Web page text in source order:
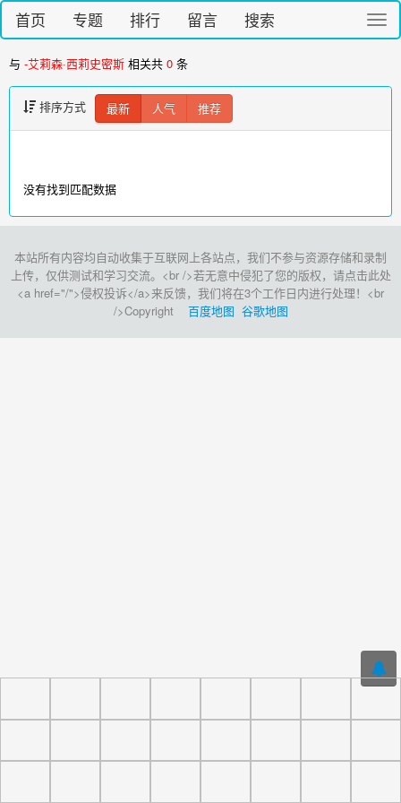
切
换
首页 专题 排行 留言 搜索
与 -艾莉森·西莉史密斯 相关共 0 条
排序方式 最新 人气 推荐
没有找到匹配数据
本站所有内容均自动收集于互联网上各站点，我们不参与资源存储和录制
上传，仅供测试和学习交流。<br />若无意中侵犯了您的版权，请点击此处
<a href="/">侵权投诉</a>来反馈，我们将在3个工作日内进行处理！<br
/>Copyright 百度地图 谷歌地图